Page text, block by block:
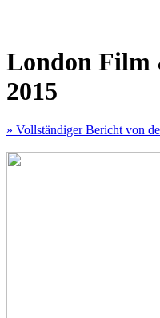
London Film
2015
» Vollständiger Bericht von